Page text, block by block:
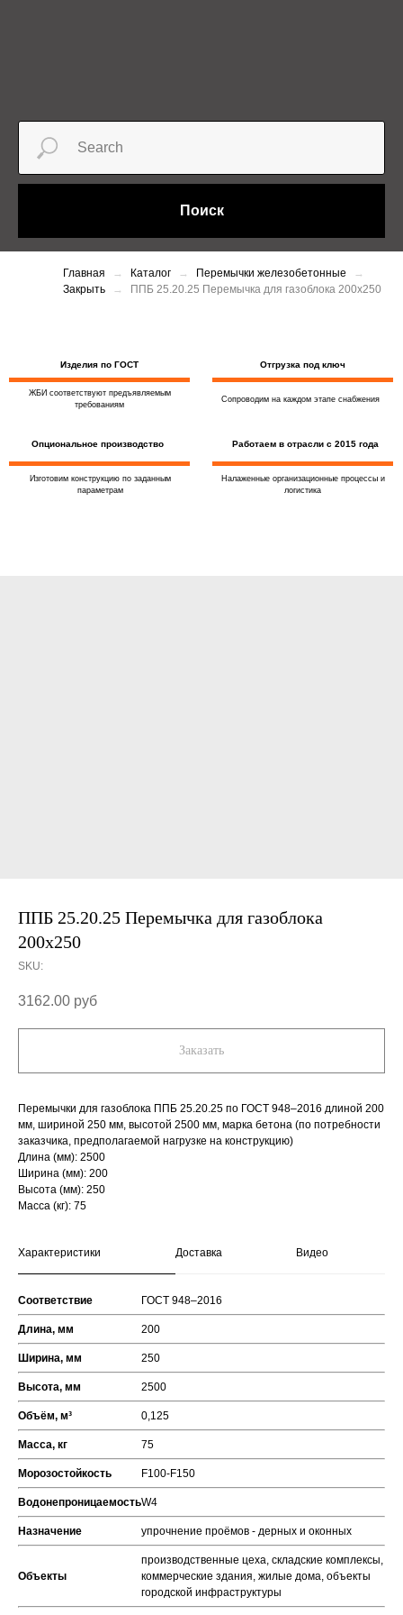
Поиск
Главная Каталог
Перемычки железобетонные
Закрыть
ППБ 25.20.25 Перемычка для газоблока 200х250
Изделия по ГОСТ
ЖБИ соответствуют предъявляемым
требованиям
Изготовим конструкцию по заданным
параметрам
Опциональное производство
Отгрузка под ключ
Сопроводим на каждом этапе снабжения
Налаженные организационные процессы и
логистика
Работаем в отрасли с 2015 года
ППБ 25.20.25 Перемычка для газоблока
200х250
SKU:
3162.00 руб
Заказать
Перемычки для газоблока ППБ 25.20.25 по ГОСТ 948–2016 длиной 200
мм, шириной 250 мм, высотой 2500 мм, марка бетона (по потребности
заказчика, предполагаемой нагрузке на конструкцию)
Длина (мм): 2500
Ширина (мм): 200
Высота (мм): 250
Масса (кг): 75
Характеристики Доставка Видео
Соответствие ГОСТ 948–2016
Длина, мм 200
Ширина, мм 250
Высота, мм 2500
Объём, м³ 0,125
Масса, кг 75
Морозостойкость F100-F150
ВодонепроницаемостьW4
Назначение упрочнение проёмов - дерных и оконных
Объекты
производственные цеха, складские комплексы,
коммерческие здания, жилые дома, объекты
городской инфраструктуры